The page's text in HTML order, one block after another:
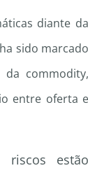
diante da
sido marcado
commodity,
entre oferta e
riscos estão